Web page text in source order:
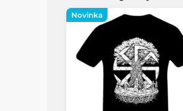
Novinka